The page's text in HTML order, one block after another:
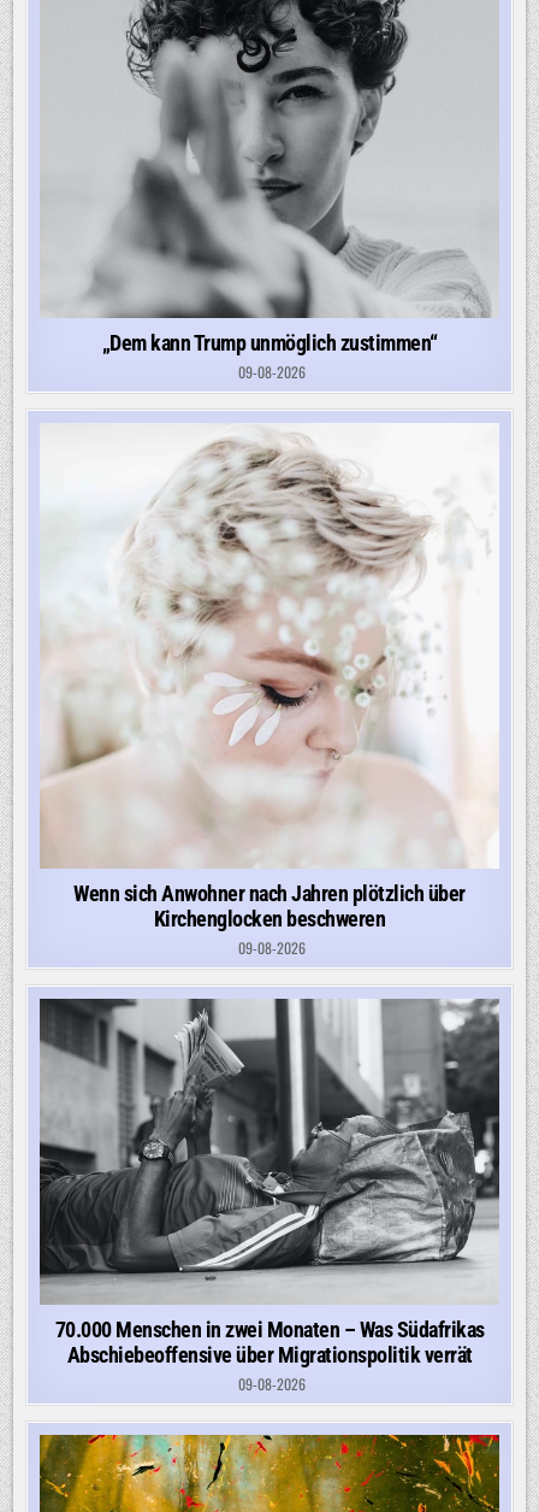
„Dem kann Trump unmöglich zustimmen“
09-08-2026
Wenn sich Anwohner nach Jahren plötzlich über
Kirchenglocken beschweren
09-08-2026
70.000 Menschen in zwei Monaten – Was Südafrikas
Abschiebeoffensive über Migrationspolitik verrät
09-08-2026